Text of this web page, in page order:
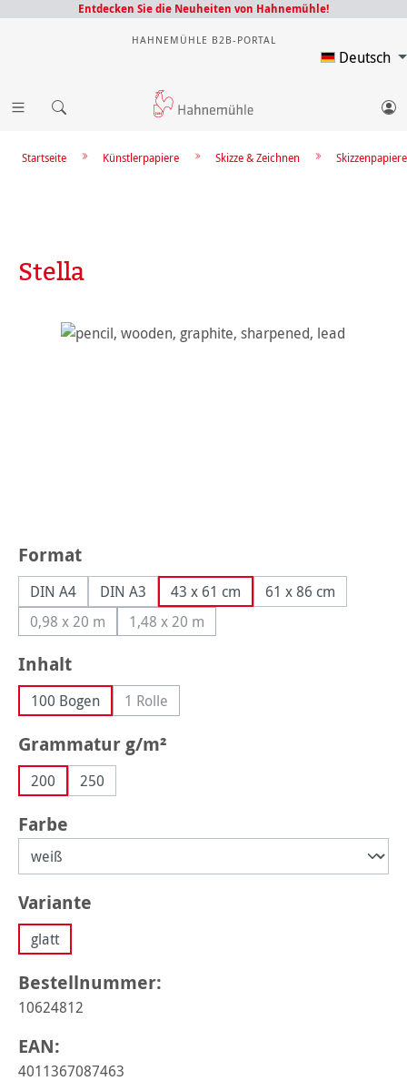
Entdecken Sie die Neuheiten von Hahnemühle!
HAHNEMÜHLE B2B-PORTAL
Deutsch
Skizzenpapiere
Skizze & Zeichnen
Künstlerpapiere
Startseite
Stella
Bildergalerie überspringen
Formatauswählen
DIN A4 DIN A3 43 x 61 cm
61 x 86 cm
0,98 x 20 m(Diese Option ist zurzeit nicht verfügbar.)
1,48 x 20 m(Diese Option ist zurzeit nicht verfügbar.)
Inhaltauswählen
100 Bogen 1 Rolle(Diese Option ist zurzeit nicht verfügbar.)
Grammatur g/m²
200 250
Farbe
Variante
glatt
Bestellnummer:
10624812
EAN:
4011367087463